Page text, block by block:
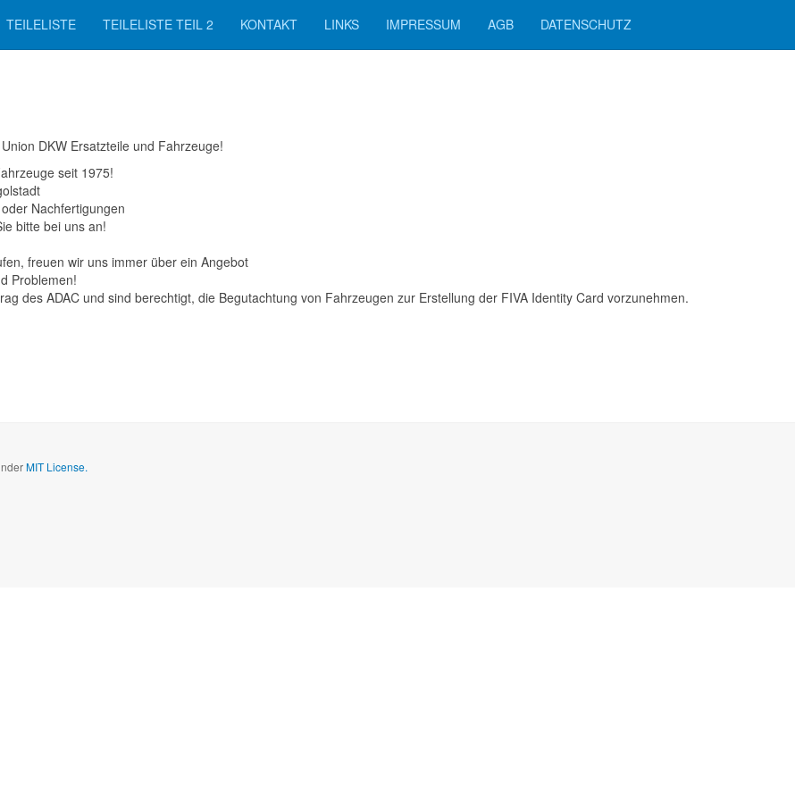
TEILELISTE TEILELISTE TEIL 2 KONTAKT LINKS IMPRESSUM AGB DATENSCHUTZ
DKW Ersatzteile und Fahrzeuge!
seit 1975!
Nachfertigungen
bitte bei uns an!
freuen wir uns immer über ein Angebot
Problemen!
des ADAC und sind berechtigt, die Begutachtung von Fahrzeugen zur Erstellung der FIVA Identity Card vorzunehmen.
MIT License.